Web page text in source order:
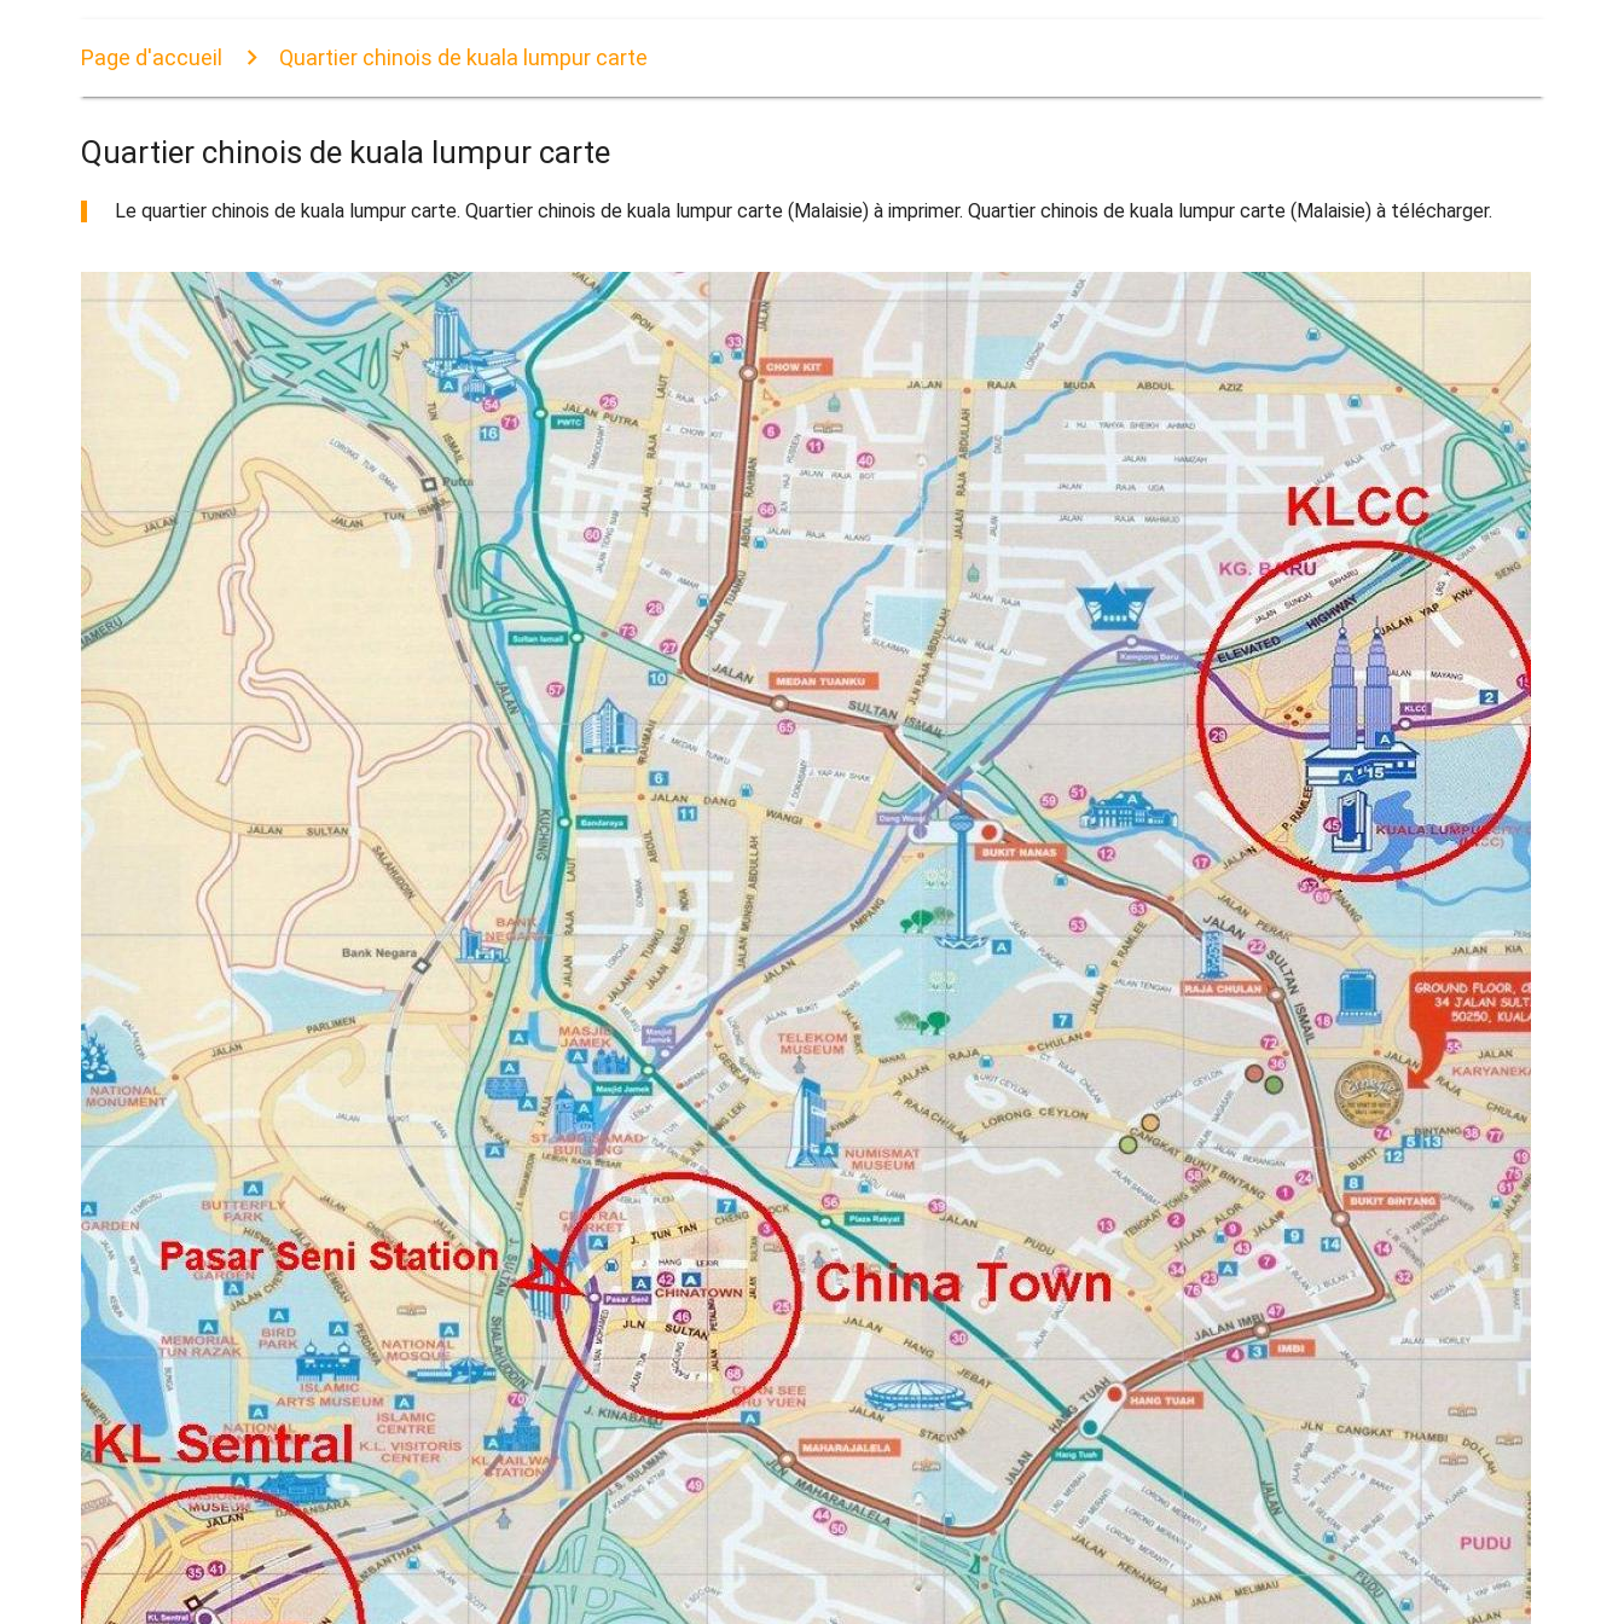
Page d'accueil Quartier chinois de kuala lumpur carte
Quartier chinois de kuala lumpur carte
Le quartier chinois de kuala lumpur carte. Quartier chinois de kuala lumpur carte (Malaisie) à imprimer. Quartier chinois de kuala lumpur carte (Malaisie) à télécharger.